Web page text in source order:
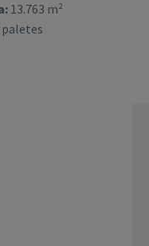
13.763 m²